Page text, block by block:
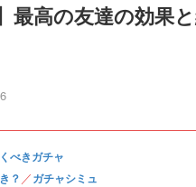
最高の友達の効果
べきガチャ
？ ／ガチャシミュ